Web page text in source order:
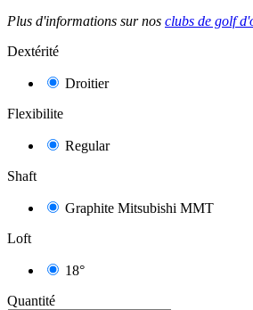
Plus d'informations sur nos clubs de golf
Dextérité
Droitier
Flexibilite
Regular
Shaft
Graphite Mitsubishi MMT
Loft
18°
Quantité